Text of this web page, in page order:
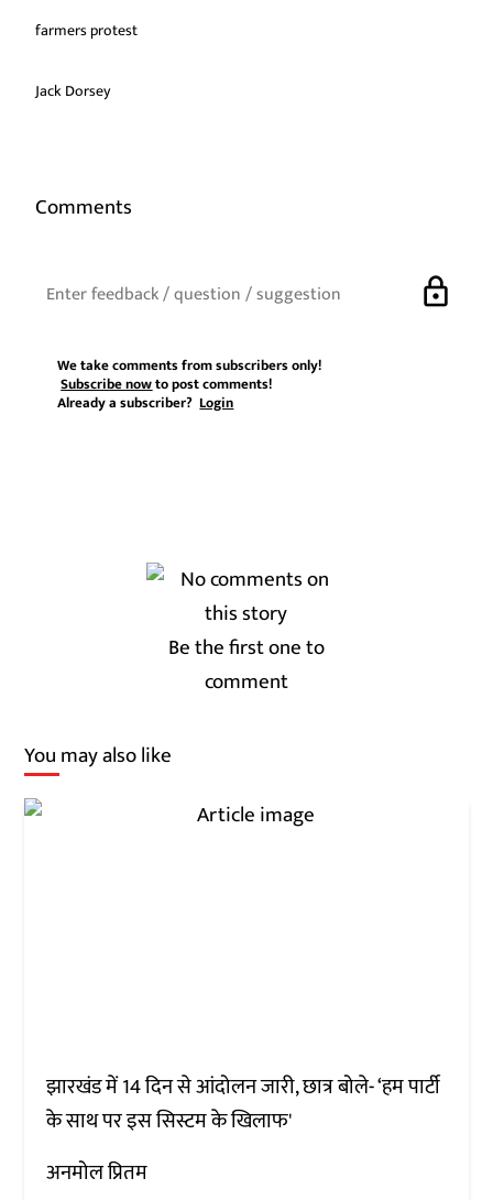
farmers protest
Jack Dorsey
Comments
lock
We take comments from subscribers only!
Subscribe nowto post comments!
Already a subscriber?Login
Be the first one to
comment
You may also like
झारखंड में 14 दिन से आंदोलन जारी, छात्र बोले- ‘हम पार्टी
के साथ पर इस सिस्टम के खिलाफ'
अनमोल प्रितम